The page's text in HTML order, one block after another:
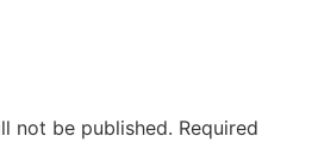
not be published. Required